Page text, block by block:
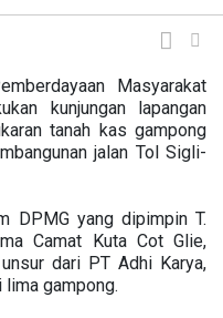
Masyarakat
kunjungan lapangan
tanah kas gampong
jalan Tol Sigli-
DPMG yang dipimpin T.
Camat Kuta Cot Glie,
dari PT Adhi Karya,
lima gampong.